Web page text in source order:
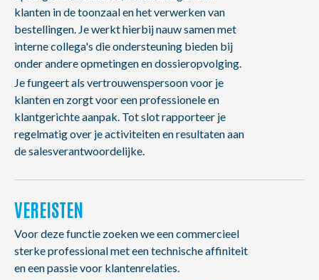
klanten in de toonzaal en het verwerken van
bestellingen. Je werkt hierbij nauw samen met
interne collega's die ondersteuning bieden bij
onder andere opmetingen en dossieropvolging.
Je fungeert als vertrouwenspersoon voor je
klanten en zorgt voor een professionele en
klantgerichte aanpak. Tot slot rapporteer je
regelmatig over je activiteiten en resultaten aan
de salesverantwoordelijke.
VEREISTEN
Voor deze functie zoeken we een commercieel
sterke professional met een technische affiniteit
en een passie voor klantenrelaties.